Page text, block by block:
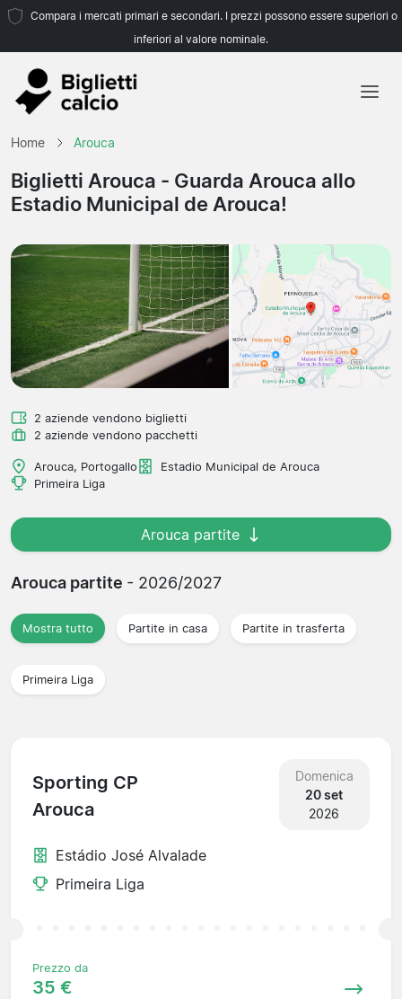
Compara i mercati primari e secondari. I prezzi possono essere superiori o
inferiori al valore nominale.
Squadre
Campionati
Home Arouca
Biglietti Arouca - Guarda Arouca allo
Estadio Municipal de Arouca!
2 aziende vendono biglietti
2 aziende vendono pacchetti
Arouca, Portogallo
Estadio Municipal de Arouca
Primeira Liga
Arouca partite
Arouca partite - 2026/2027
Mostra tutto Partite in casa Partite in trasferta
Primeira Liga
Sporting CP
Arouca
Domenica
20 set
2026
Estádio José Alvalade
Primeira Liga
Prezzo da
35 €